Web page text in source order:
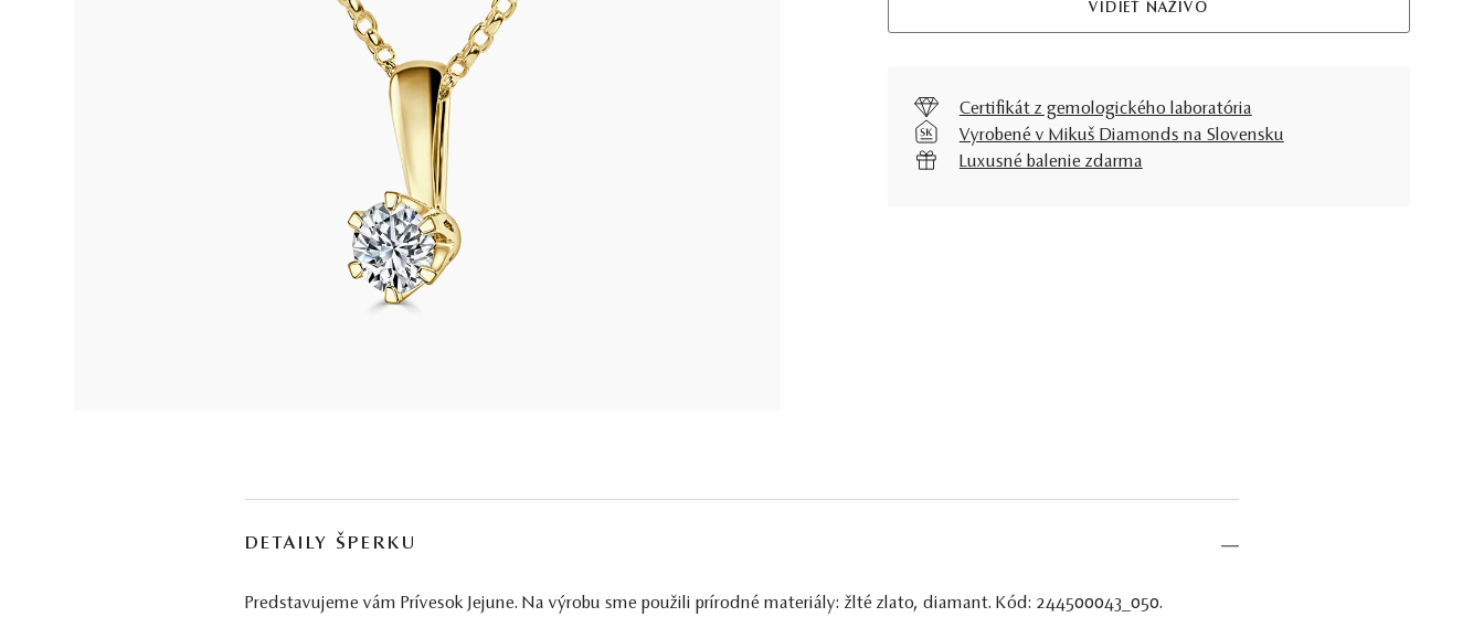
VIDIEŤ NAŽIVO
Certifikát z gemologického laboratória
Vyrobené v Mikuš Diamonds na Slovensku
Luxusné balenie zdarma
DETAILY ŠPERKU
Predstavujeme vám Prívesok Jejune. Na výrobu sme použili prírodné materiály: žlté zlato, diamant. Kód: 244500043_050.